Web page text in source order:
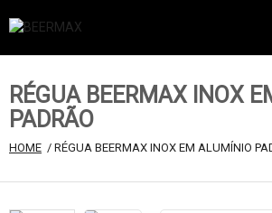
RÉGUA BEERMAX INOX
PADRÃO
HOME / RÉGUA BEERMAX INOX EM ALUMÍNIO